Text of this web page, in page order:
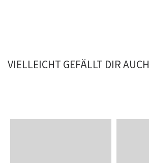
VIELLEICHT GEFÄLLT DIR AUCH